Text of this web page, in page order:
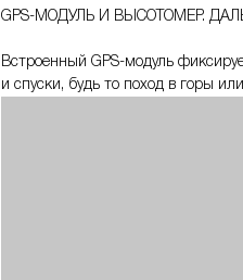
GPS-МОДУЛЬ И ВЫСОТОМЕР.
Встроенный GPS- модуль
и спуски, будь то поход в горы